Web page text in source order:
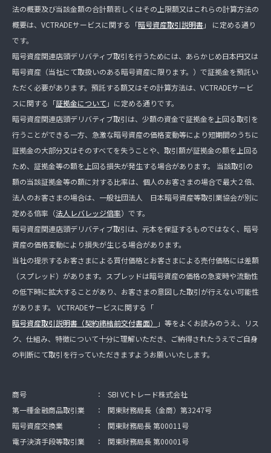
法の概要及び当該金額の合計額若しくはその上限額又はこれらの計算方法の
概要は、VCTRADEサービスに関する「暗号資産取引説明書」 に定める通り
です。
暗号資産関連店頭デリバティブ取引を行うためには、あらかじめ日本円又は
暗号資産（当社にて取扱いのある暗号資産に限ります。）で証拠金を預託い
ただく必要があります。預託する額又はその計算方法は、VCTRADEサービ
スに関する「証拠金について 」に定める通りです。
暗号資産関連店頭デリバティブ取引は、少額の資金で証拠金を上回る取引を
行うことができる一方、急激な暗号資産の価格変動等により短期間のうちに
証拠金の大部分又はそのすべてを失うことや、取引額が証拠金の額を上回る
ため、証拠金等の額を上回る損失が発生する場合があります。 当該取引の
額の当該証拠金等の額に対する比率は、個人のお客さまの場合で最大２倍、
法人のお客さまの場合は、一般社団法人 日本暗号資産等取引業協会が別に
定める倍率（法人レバレッジ倍率）です。
暗号資産関連店頭デリバティブ取引は、元本を保証するものではなく、暗号
資産の価格変動により損失が生じる場合があります。
当社の提示するお客さまによる買付価格とお客さまによる売付価格には差額
（スプレッド）があります。スプレッドは暗号資産の価格の急変時や流動性
の低下時に拡大することがあり、お客さまの意図した取引が行えない可能性
があります。 VCTRADEサービスに関する「
暗号資産取引説明書（契約締結前交付書面）
」等をよくお読みのうえ、リス
ク、仕組み、特徴について十分に理解いただき、ご納得されたうえでご自身
の判断にて取引を行っていただきますようお願いいたします。
商号 ：
SBI VCトレード株式会社
第一種金融商品取引業
：
関東財務局長（金商）第3247号
暗号資産交換業
：
関東財務局長 第00011号
電子決済手段等取引業
：
関東財務局長 第00001号